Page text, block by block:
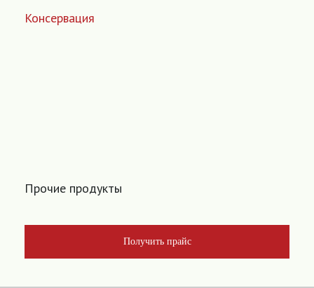
Консервация
Прочие продукты
Получить прайс